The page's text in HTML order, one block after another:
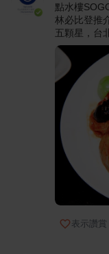
點水樓
林必比登推
五顆星，台
表示讚賞